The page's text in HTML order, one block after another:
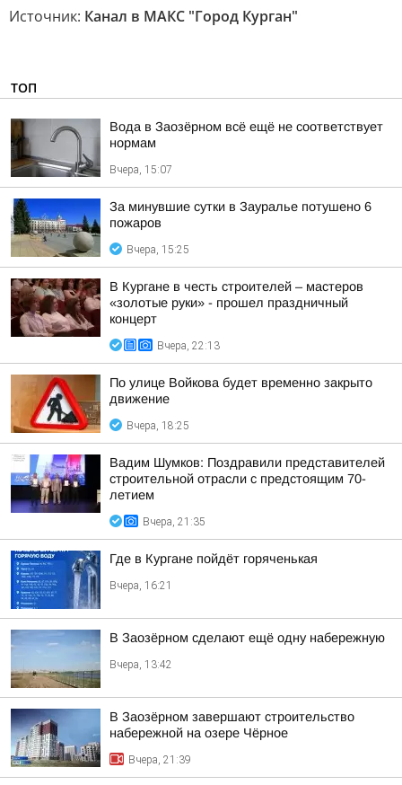
Источник: Канал в МАКС "Город Курган"
ТОП
Вода в Заозёрном всё ещё не соответствует
нормам
Вчера, 15:07
За минувшие сутки в Зауралье потушено 6
пожаров
Вчера, 15:25
В Кургане в честь строителей – мастеров
«золотые руки» - прошел праздничный
концерт
Вчера, 22:13
По улице Войкова будет временно закрыто
движение
Вчера, 18:25
Вадим Шумков: Поздравили представителей
строительной отрасли с предстоящим 70-
летием
Вчера, 21:35
Где в Кургане пойдёт горяченькая
Вчера, 16:21
В Заозёрном сделают ещё одну набережную
Вчера, 13:42
В Заозёрном завершают строительство
набережной на озере Чёрное
Вчера, 21:39